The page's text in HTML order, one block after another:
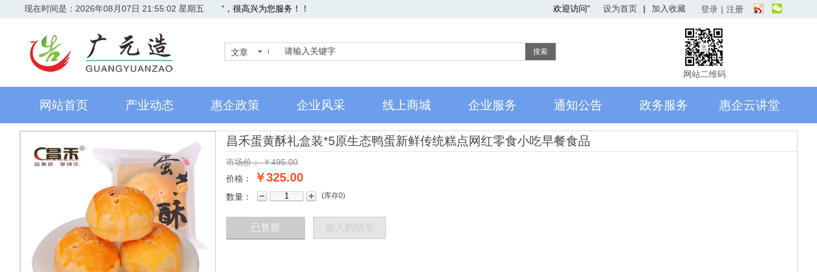
设为首页 | 加入收藏
欢迎访问”广元造“，很高兴为您服务！！ 欢迎访问”广元造“，很高兴为您服务！！ 登录 | 注册
现在时间是：2026年08月07日 21:55:02 星期五
网站二维码
文章 搜索
网站首页 产业动态 惠企政策 企业风采 线上商城 企业服务 通知公告 政务服务 惠企云讲堂
昌禾蛋黄酥礼盒装*5原生态鸭蛋新鲜传统糕点网红零食小吃早餐食品
市场价： ￥495.00
价格：
￥325.00
数量： (库存0)
已售罄 加入购物车